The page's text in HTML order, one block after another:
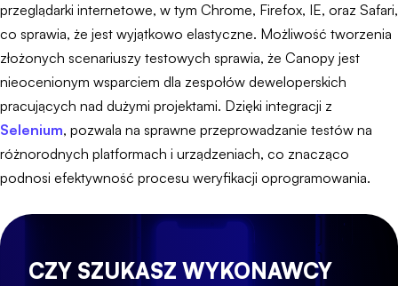
przeglądarki internetowe, w tym Chrome, Firefox, IE, oraz Safari,
co sprawia, że jest wyjątkowo elastyczne. Możliwość tworzenia
złożonych scenariuszy testowych sprawia, że Canopy jest
nieocenionym wsparciem dla zespołów deweloperskich
pracujących nad dużymi projektami. Dzięki integracji z
Selenium, pozwala na sprawne przeprowadzanie testów na
różnorodnych platformach i urządzeniach, co znacząco
podnosi efektywność procesu weryfikacji oprogramowania.
CZY SZUKASZ WYKONAWCY